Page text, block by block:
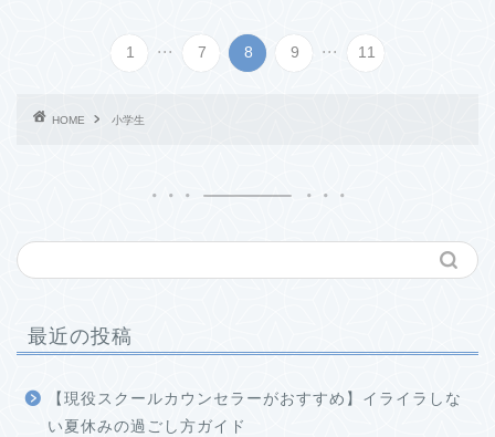
1 ... 7 8 9 ... 11
HOME 小学生
最近の投稿
【現役スクールカウンセラーがおすすめ】イライラしな
い夏休みの過ごし方ガイド